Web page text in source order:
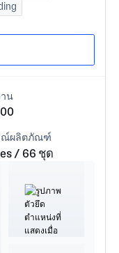
น
ณ์ผลิตภัณฑ์
/ 66 ชุด